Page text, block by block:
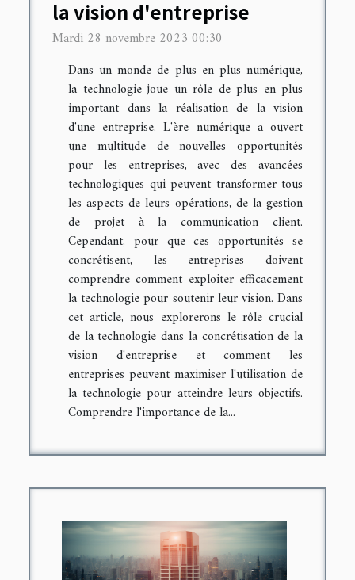
la vision d'entreprise
Mardi 28 novembre 2023 00:30
Dans un monde de plus en plus numérique,
la technologie joue un rôle de plus en plus
important dans la réalisation de la vision
d'une entreprise. L'ère numérique a ouvert
une multitude de nouvelles opportunités
pour les entreprises, avec des avancées
technologiques qui peuvent transformer tous
les aspects de leurs opérations, de la gestion
de projet à la communication client.
Cependant, pour que ces opportunités se
concrétisent, les entreprises doivent
comprendre comment exploiter efficacement
la technologie pour soutenir leur vision. Dans
cet article, nous explorerons le rôle crucial
de la technologie dans la concrétisation de la
vision d'entreprise et comment les
entreprises peuvent maximiser l'utilisation de
la technologie pour atteindre leurs objectifs.
Comprendre l'importance de la...